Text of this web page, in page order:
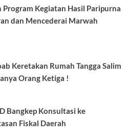
Program Kegiatan Hasil Paripurna
dan Mencederai Marwah
Keretakan Rumah Tangga Salim
Orang Ketiga !
Bangkep Konsultasi ke
Fiskal Daerah